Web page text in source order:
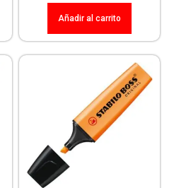
Añadir al carrito